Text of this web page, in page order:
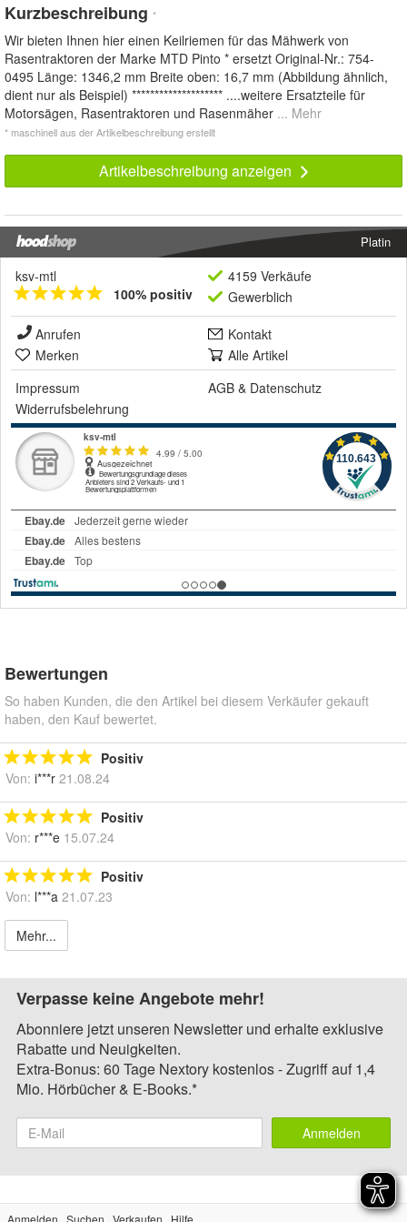
Kurzbeschreibung *
Wir bieten Ihnen hier einen Keilriemen für das Mähwerk von
Rasentraktoren der Marke MTD Pinto * ersetzt Original-Nr.: 754-
0495 Länge: 1346,2 mm Breite oben: 16,7 mm (Abbildung ähnlich,
dient nur als Beispiel) ******************** ....weitere Ersatzteile für
Motorsägen, Rasentraktoren und Rasenmäher ... Mehr
* maschinell aus der Artikelbeschreibung erstellt
Artikelbeschreibung anzeigen
Platin
ksv-mtl
100% positiv
4159 Verkäufe
Gewerblich
Anrufen
Kontakt
Merken
Alle Artikel
Impressum
AGB & Datenschutz
Widerrufsbelehrung
Bewertungen
So haben Kunden, die den Artikel bei diesem Verkäufer gekauft
haben, den Kauf bewertet.
Positiv
Von: i***r 21.08.24
Positiv
Von: r***e 15.07.24
Positiv
Von: l***a 21.07.23
Mehr...
Verpasse keine Angebote mehr!
Abonniere jetzt unseren Newsletter und erhalte exklusive
Rabatte und Neuigkeiten.
Extra-Bonus: 60 Tage Nextory kostenlos - Zugriff auf 1,4
Mio. Hörbücher & E-Books.*
Anmelden